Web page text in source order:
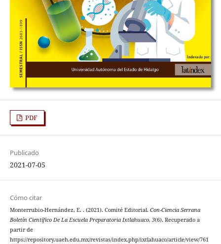
PDF
Publicado
2021-07-05
Cómo citar
Monterrubio-Hernández, E. . (2021). Comité Editorial. Con-Ciencia Serrana
Boletín Científico De La Escuela Preparatoria Ixtlahuaco, 3(6). Recuperado a
partir de
https://repository.uaeh.edu.mx/revistas/index.php/ixtlahuaco/article/view/761